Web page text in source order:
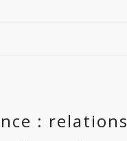
: relations